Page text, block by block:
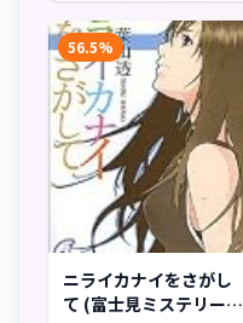
56.5%
ニライカナイをさがし
て (富士見ミステリー文